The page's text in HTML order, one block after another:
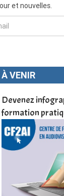
et nouvelles.
VENIR
Dschang du